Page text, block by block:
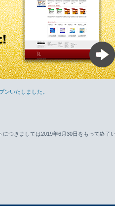
ンいたしました。
つきましては2019年6月30日をもって終了